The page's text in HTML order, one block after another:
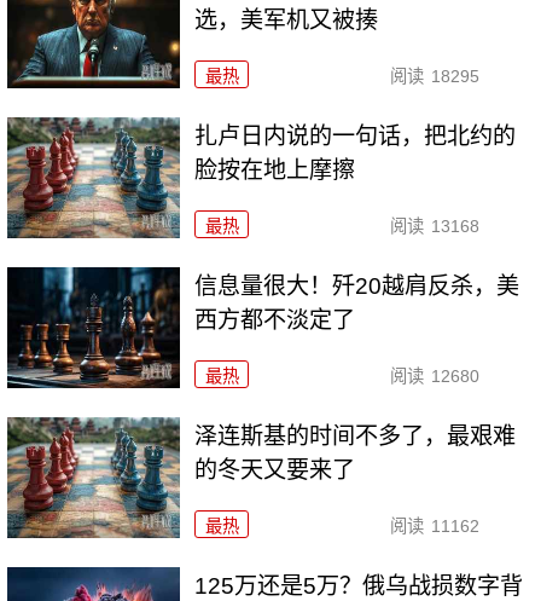
选，美军机又被揍
最热 阅读 18295
扎卢日内说的一句话，把北约的
脸按在地上摩擦
最热 阅读 13168
信息量很大！歼20越肩反杀，美
西方都不淡定了
最热 阅读 12680
泽连斯基的时间不多了，最艰难
的冬天又要来了
最热 阅读 11162
125万还是5万？俄乌战损数字背